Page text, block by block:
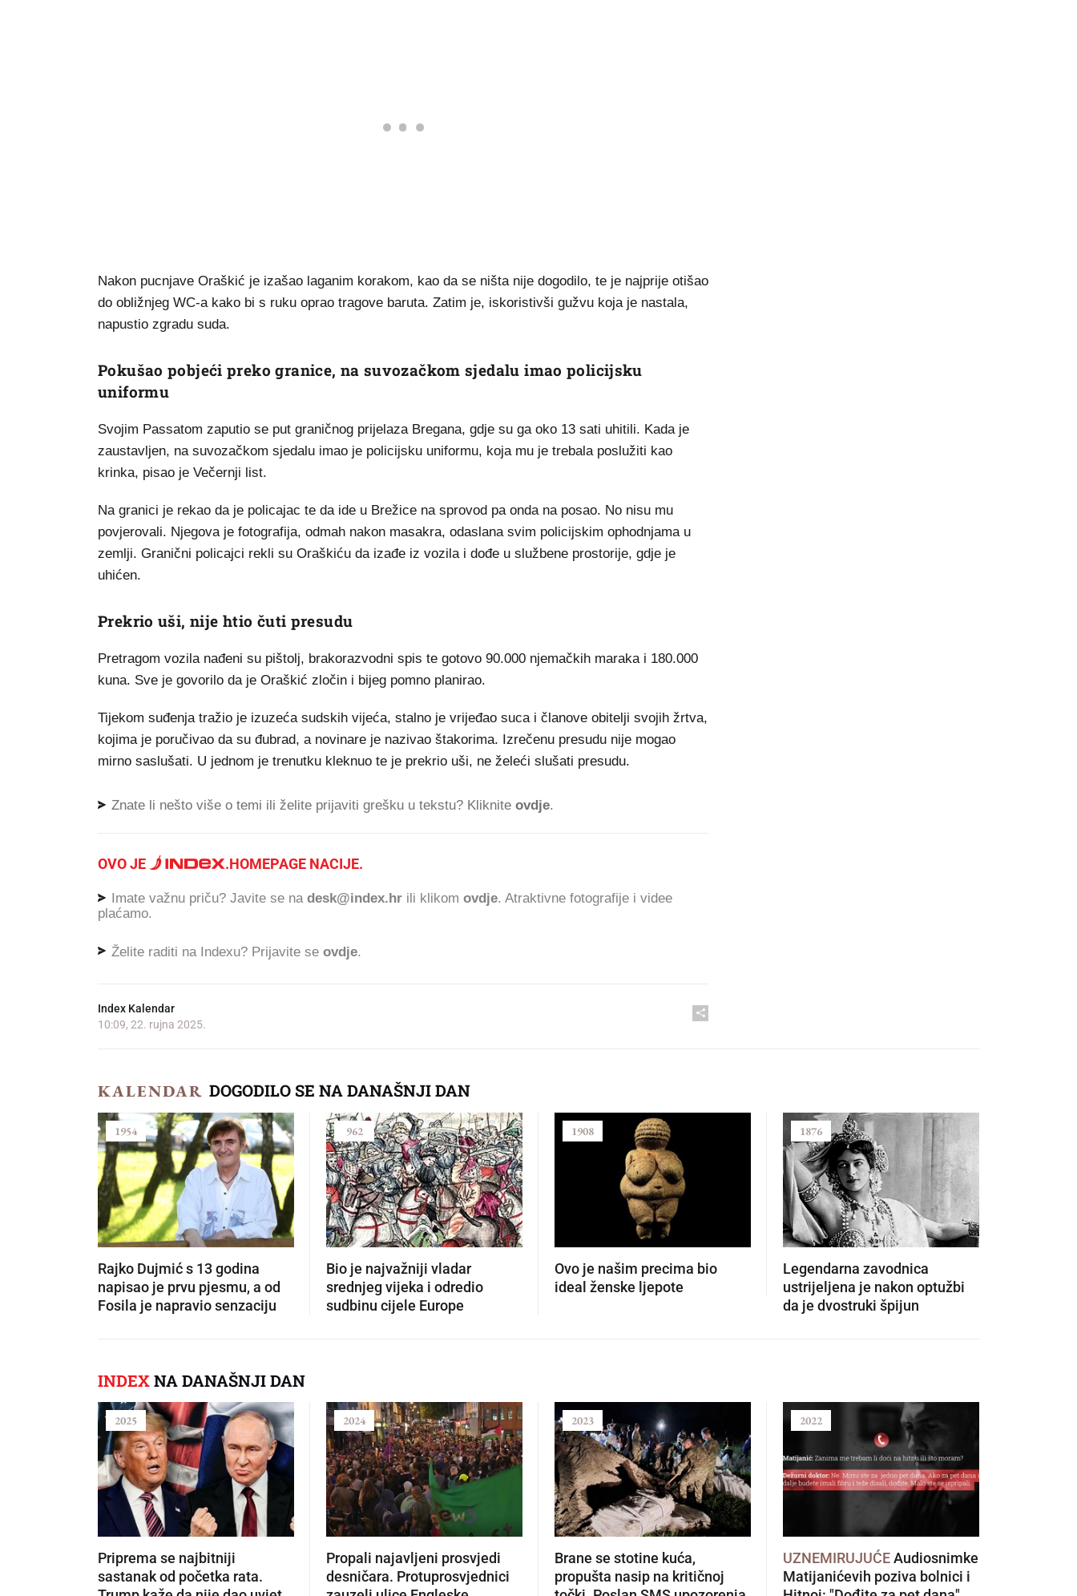
Nakon pucnjave Oraškić je izašao laganim korakom, kao da se ništa nije dogodilo, te je najprije otišao
do obližnjeg WC-a kako bi s ruku oprao tragove baruta. Zatim je, iskoristivši gužvu koja je nastala,
napustio zgradu suda.
Pokušao pobjeći preko granice, na suvozačkom sjedalu imao policijsku
uniformu
Svojim Passatom zaputio se put graničnog prijelaza Bregana, gdje su ga oko 13 sati uhitili. Kada je
zaustavljen, na suvozačkom sjedalu imao je policijsku uniformu, koja mu je trebala poslužiti kao
krinka, pisao je Večernji list.
Na granici je rekao da je policajac te da ide u Brežice na sprovod pa onda na posao. No nisu mu
povjerovali. Njegova je fotografija, odmah nakon masakra, odaslana svim policijskim ophodnjama u
zemlji. Granični policajci rekli su Oraškiću da izađe iz vozila i dođe u službene prostorije, gdje je
uhićen.
Prekrio uši, nije htio čuti presudu
Pretragom vozila nađeni su pištolj, brakorazvodni spis te gotovo 90.000 njemačkih maraka i 180.000
kuna. Sve je govorilo da je Oraškić zločin i bijeg pomno planirao.
Tijekom suđenja tražio je izuzeća sudskih vijeća, stalno je vrijeđao suca i članove obitelji svojih žrtva,
kojima je poručivao da su đubrad, a novinare je nazivao štakorima. Izrečenu presudu nije mogao
mirno saslušati. U jednom je trenutku kleknuo te je prekrio uši, ne želeći slušati presudu.
Znate li nešto više o temi ili želite prijaviti grešku u tekstu? Kliknite ovdje.
OVO JE .HOMEPAGE NACIJE.
Imate važnu priču? Javite se na desk@index.hr ili klikom ovdje. Atraktivne fotografije i videe
plaćamo.
Želite raditi na Indexu? Prijavite se ovdje.
Index Kalendar
10:09, 22. rujna 2025.
KALENDAR DOGODILO SE NA DANAŠNJI DAN
Rajko Dujmić s 13 godina
napisao je prvu pjesmu, a od
Fosila je napravio senzaciju
1954
Bio je najvažniji vladar
srednjeg vijeka i odredio
sudbinu cijele Europe
962
Ovo je našim precima bio
ideal ženske ljepote
1908
Legendarna zavodnica
ustrijeljena je nakon optužbi
da je dvostruki špijun
1876
INDEXNA DANAŠNJI DAN
Priprema se najbitniji
sastanak od početka rata.
2025
Propali najavljeni prosvjedi
desničara. Protuprosvjednici
2024
Brane se stotine kuća,
propušta nasip na kritičnoj
2023
UZNEMIRUJUĆE
Matijanićevih poziva bolnici i
2022